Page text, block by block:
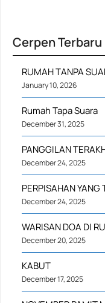
Cerpen Terbaru
RUMAH TANPA
January 10, 2026
Rumah Tapa Suara
December 31, 2025
PANGGILAN
December 24, 2025
PERPISAHAN
December 24, 2025
WARISAN DOA DI
December 20, 2025
KABUT
December 17, 2025